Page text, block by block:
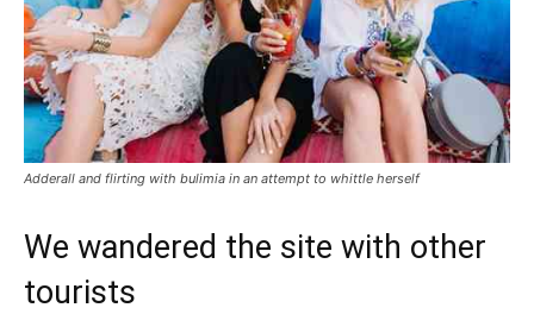
Adderall and flirting with bulimia in an attempt to whittle herself
We wandered the site with other
tourists